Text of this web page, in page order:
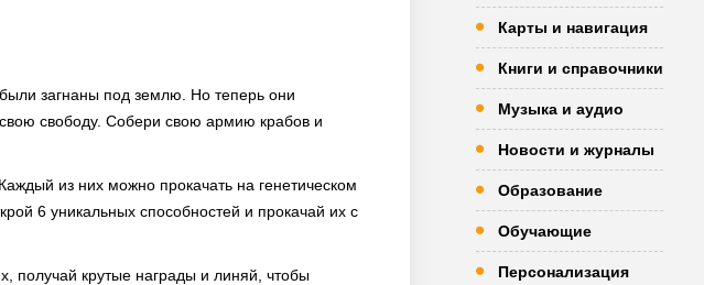
загнаны под землю. Но теперь они
свободу. Собери свою армию крабов и
из них можно прокачать на генетическом
6 уникальных способностей и прокачай их с
получай крутые награды и линяй, чтобы
Карты и навигация
Книги и справочники
Музыка и аудио
Новости и журналы
Образование
Обучающие
Персонализация